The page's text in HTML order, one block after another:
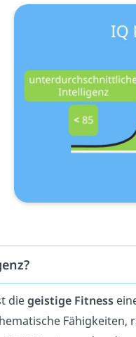
diegeistige Fitness